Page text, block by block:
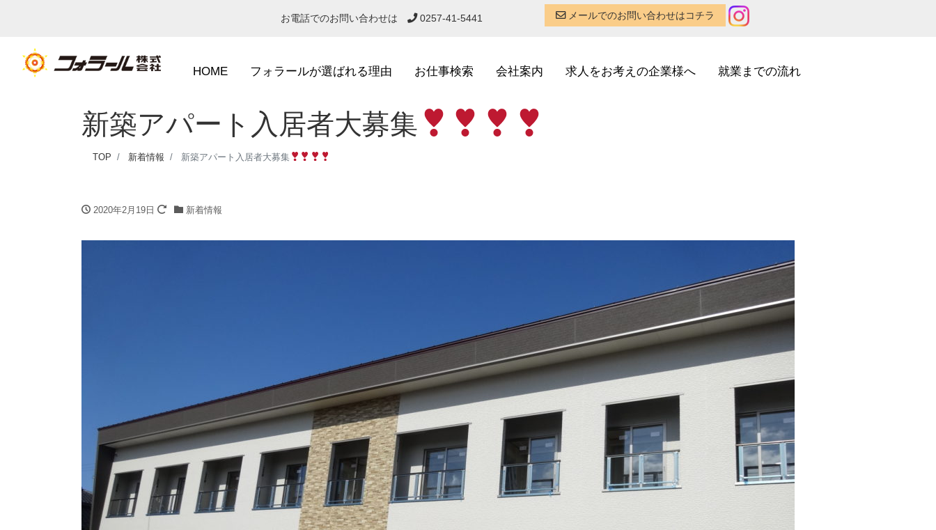
お電話でのお問い合わせは 0257-41-5441 メールでのお問い合わせはコチラ
HOME フォラールが選ばれる理由 お仕事検索 会社案内 求人をお考えの企業様へ 就業までの流れ
新築アパート入居者大募集
TOP 新着情報 新築アパート入居者大募集
2020年2月19日 新着情報